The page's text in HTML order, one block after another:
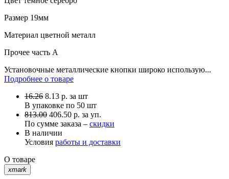
Размер 19мм
Материал цветной металл
Прочее часть A
Установочные металлические кнопки широко использую...
Подробнее о товаре
16.26 8.13 р. за шт
В упаковке по 50 шт
813.00 406.50 р. за уп.
По сумме заказа – скидки
В наличии
Условия работы и доставки
О товаре
xmark